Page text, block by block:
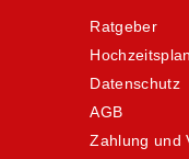
Ratgeber
Datenschutz
AGB
Zahlung und